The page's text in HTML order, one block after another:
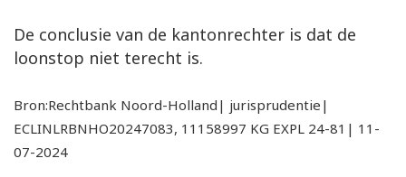
De conclusie van de kantonrechter is dat de
loonstop niet terecht is.
Bron:Rechtbank Noord-Holland| jurisprudentie|
ECLINLRBNHO20247083, 11158997 KG EXPL 24-81| 11-
07-2024